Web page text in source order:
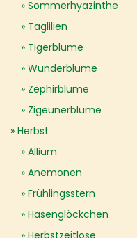
Sommerhyazinthe
Taglilien
Tigerblume
Wunderblume
Zephirblume
Zigeunerblume
Herbst
Allium
Anemonen
Frühlingsstern
Hasenglöckchen
Herbstzeitlose